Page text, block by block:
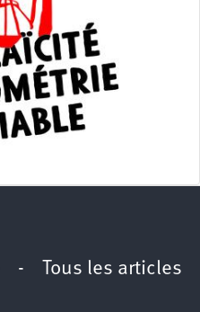
-
Tous les articles